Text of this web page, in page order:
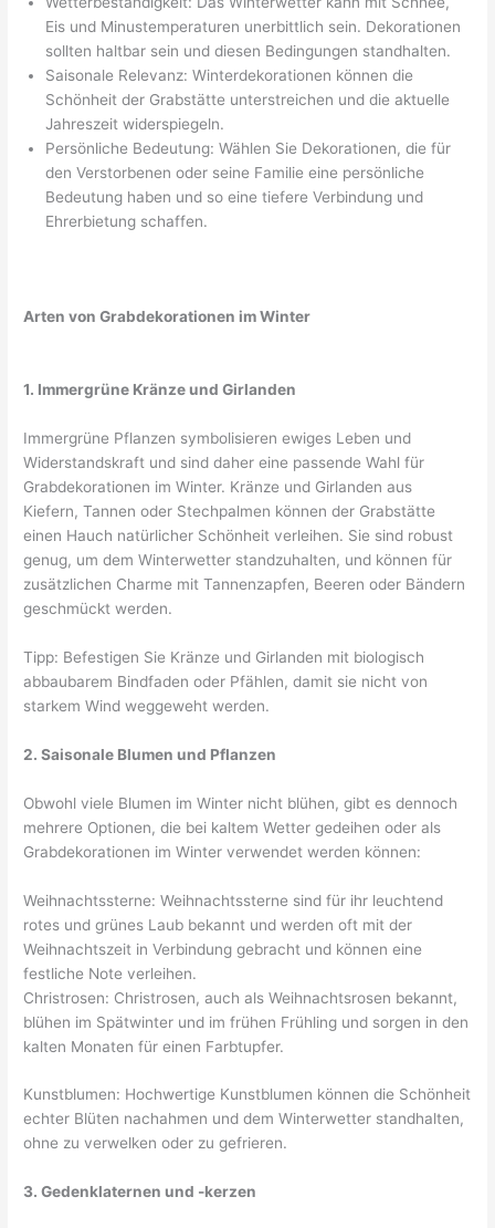
Eis und Minustemperaturen unerbittlich sein. Dekorationen
sollten haltbar sein und diesen Bedingungen standhalten.
Saisonale Relevanz: Winterdekorationen können die
Schönheit der Grabstätte unterstreichen und die aktuelle
Jahreszeit widerspiegeln.
Persönliche Bedeutung: Wählen Sie Dekorationen, die für
den Verstorbenen oder seine Familie eine persönliche
Bedeutung haben und so eine tiefere Verbindung und
Ehrerbietung schaffen.
Arten von Grabdekorationen im Winter
1. Immergrüne Kränze und Girlanden
Immergrüne Pflanzen symbolisieren ewiges Leben und
Widerstandskraft und sind daher eine passende Wahl für
Grabdekorationen im Winter. Kränze und Girlanden aus
Kiefern, Tannen oder Stechpalmen können der Grabstätte
einen Hauch natürlicher Schönheit verleihen. Sie sind robust
genug, um dem Winterwetter standzuhalten, und können für
zusätzlichen Charme mit Tannenzapfen, Beeren oder Bändern
geschmückt werden.
Tipp: Befestigen Sie Kränze und Girlanden mit biologisch
abbaubarem Bindfaden oder Pfählen, damit sie nicht von
starkem Wind weggeweht werden.
2. Saisonale Blumen und Pflanzen
Obwohl viele Blumen im Winter nicht blühen, gibt es dennoch
mehrere Optionen, die bei kaltem Wetter gedeihen oder als
Grabdekorationen im Winter verwendet werden können:
Weihnachtssterne: Weihnachtssterne sind für ihr leuchtend
rotes und grünes Laub bekannt und werden oft mit der
Weihnachtszeit in Verbindung gebracht und können eine
festliche Note verleihen.
Christrosen: Christrosen, auch als Weihnachtsrosen bekannt,
blühen im Spätwinter und im frühen Frühling und sorgen in den
kalten Monaten für einen Farbtupfer.
Kunstblumen: Hochwertige Kunstblumen können die Schönheit
echter Blüten nachahmen und dem Winterwetter standhalten,
ohne zu verwelken oder zu gefrieren.
3. Gedenklaternen und -kerzen